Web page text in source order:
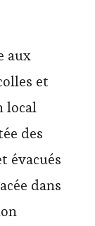
aux
et
local
des
évacués
dans